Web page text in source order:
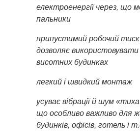
електроенергії через, що
пальники
припустимий робочий
дозволяє
висотних будинках
легкий і швидкий монтаж
усуває вібрації й шум
що особливо важливо для
будинків, офісів, готель і